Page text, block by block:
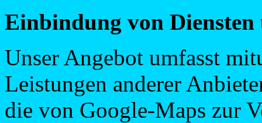
Einbindung von
Unser Angebot umfasst
Leistungen anderer
die von Google-Maps zur